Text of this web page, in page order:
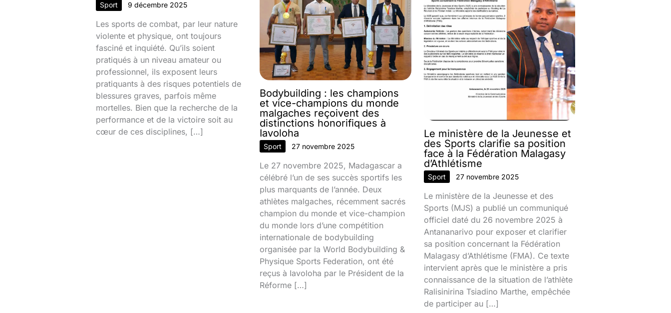
Sport 9 décembre 2025
Les sports de combat, par leur nature
violente et physique, ont toujours
fasciné et inquiété. Qu’ils soient
pratiqués à un niveau amateur ou
professionnel, ils exposent leurs
pratiquants à des risques potentiels de
blessures graves, parfois même
mortelles. Bien que la recherche de la
performance et de la victoire soit au
cœur de ces disciplines, […]
Bodybuilding : les champions
et vice-champions du monde
malgaches reçoivent des
distinctions honorifiques à
Iavoloha
Sport 27 novembre 2025
Le 27 novembre 2025, Madagascar a
célébré l’un de ses succès sportifs les
plus marquants de l’année. Deux
athlètes malgaches, récemment sacrés
champion du monde et vice-champion
du monde lors d’une compétition
internationale de bodybuilding
organisée par la World Bodybuilding &
Physique Sports Federation, ont été
reçus à Iavoloha par le Président de la
Réforme […]
Le ministère de la Jeunesse et
des Sports clarifie sa position
face à la Fédération Malagasy
d’Athlétisme
Sport 27 novembre 2025
Le ministère de la Jeunesse et des
Sports (MJS) a publié un communiqué
officiel daté du 26 novembre 2025 à
Antananarivo pour exposer et clarifier
sa position concernant la Fédération
Malagasy d’Athlétisme (FMA). Ce texte
intervient après que le ministère a pris
connaissance de la situation de l’athlète
Ralisinirina Tsiadino Marthe, empêchée
de participer au […]